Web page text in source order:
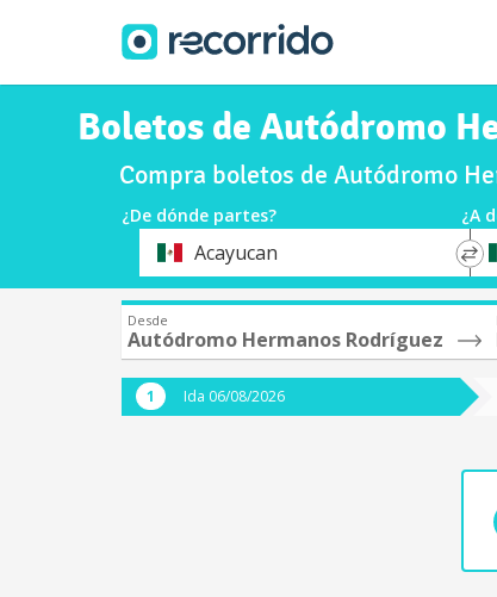
Boletos de Autódromo
Compra boletos de Autódromo
¿De dónde partes? ¿A
OrigenAcayucan
*
Desde
Autódromo Hermanos Rodríguez
Ida 06/08/2026